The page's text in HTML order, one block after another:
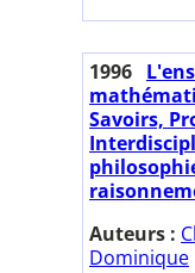
1996
Savoirs,
Auteurs :
Dominique